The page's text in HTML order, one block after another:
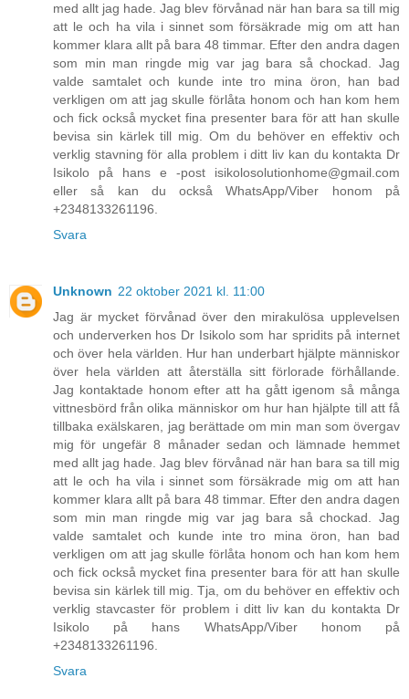
med allt jag hade. Jag blev förvånad när han bara sa till mig
att le och ha vila i sinnet som försäkrade mig om att han
kommer klara allt på bara 48 timmar. Efter den andra dagen
som min man ringde mig var jag bara så chockad. Jag
valde samtalet och kunde inte tro mina öron, han bad
verkligen om att jag skulle förlåta honom och han kom hem
och fick också mycket fina presenter bara för att han skulle
bevisa sin kärlek till mig. Om du behöver en effektiv och
verklig stavning för alla problem i ditt liv kan du kontakta Dr
Isikolo på hans e -post isikolosolutionhome@gmail.com
eller så kan du också WhatsApp/Viber honom på
+2348133261196.
Svara
Unknown 22 oktober 2021 kl. 11:00
Jag är mycket förvånad över den mirakulösa upplevelsen
och underverken hos Dr Isikolo som har spridits på internet
och över hela världen. Hur han underbart hjälpte människor
över hela världen att återställa sitt förlorade förhållande.
Jag kontaktade honom efter att ha gått igenom så många
vittnesbörd från olika människor om hur han hjälpte till att få
tillbaka exälskaren, jag berättade om min man som övergav
mig för ungefär 8 månader sedan och lämnade hemmet
med allt jag hade. Jag blev förvånad när han bara sa till mig
att le och ha vila i sinnet som försäkrade mig om att han
kommer klara allt på bara 48 timmar. Efter den andra dagen
som min man ringde mig var jag bara så chockad. Jag
valde samtalet och kunde inte tro mina öron, han bad
verkligen om att jag skulle förlåta honom och han kom hem
och fick också mycket fina presenter bara för att han skulle
bevisa sin kärlek till mig. Tja, om du behöver en effektiv och
verklig stavcaster för problem i ditt liv kan du kontakta Dr
Isikolo på hans WhatsApp/Viber honom på
+2348133261196.
Svara